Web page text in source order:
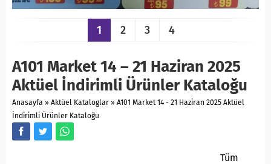
1 2 3 4
A101 Market 14 – 21 Haziran 2025
Aktüel İndirimli Ürünler Kataloğu
Anasayfa » Aktüel Kataloglar » A101 Market 14 - 21 Haziran 2025 Aktüel
İndirimli Ürünler Kataloğu
Tüm